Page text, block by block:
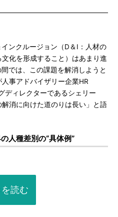
ンクルージョン（D＆I：人材の
化を形成すること）はあまり進
では、この課題を解消しようと
事アドバイザリー企業HR
ディレクターであるシェリー
消に向けた道のりは長い」と語
人種差別の“具体例”
読む